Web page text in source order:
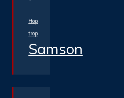
Hop
trop
Samson